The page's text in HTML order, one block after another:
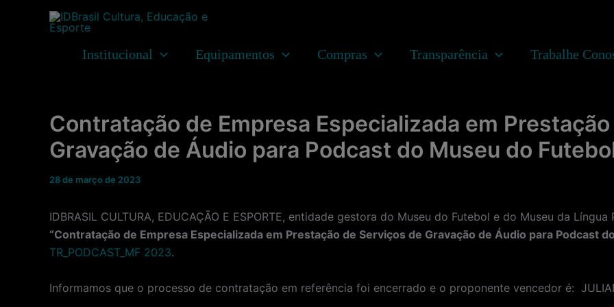
Institucional Equipamentos Compras Transparência Trabalhe
Contratação de Empresa Especializada em
Gravação de Áudio para Podcast do Museu do
28 de março de 2023
IDBRASIL CULTURA, EDUCAÇÃO E ESPORTE, entidade gestora do Museu do Futebol e do Museu da
“Contratação de Empresa Especializada em Prestação de Serviços de Gravação de Áudio para Podcast
TR_PODCAST_MF 2023.
Informamos que o processo de contratação em referência foi encerrado e o proponente vencedor é: